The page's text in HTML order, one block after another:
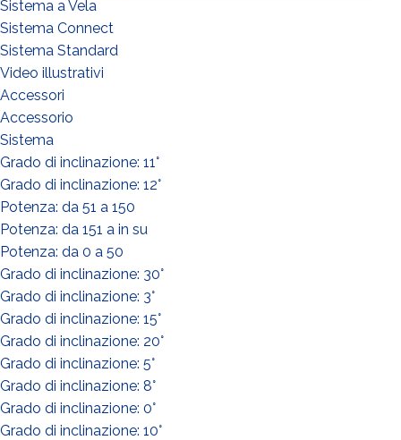
Sistema a Vela
Sistema Connect
Sistema Standard
Video illustrativi
Accessori
Accessorio
Sistema
Grado di inclinazione: 11°
Grado di inclinazione: 12°
Potenza: da 51 a 150
Potenza: da 151 a in su
Potenza: da 0 a 50
Grado di inclinazione: 30°
Grado di inclinazione: 3°
Grado di inclinazione: 15°
Grado di inclinazione: 20°
Grado di inclinazione: 5°
Grado di inclinazione: 8°
Grado di inclinazione: 0°
Grado di inclinazione: 10°